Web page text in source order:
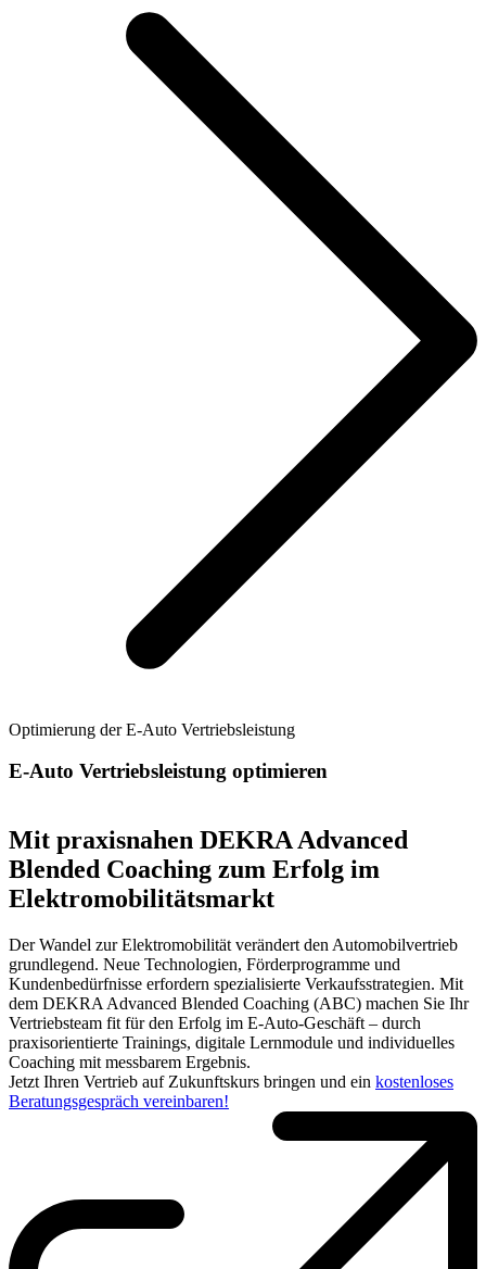
Optimierung der E-Auto Vertriebsleistung
E-Auto Vertriebsleistung optimieren
Mit praxisnahen DEKRA Advanced
Blended Coaching zum Erfolg im
Elektromobilitätsmarkt
Der Wandel zur Elektromobilität verändert den Automobilvertrieb
grundlegend. Neue Technologien, Förderprogramme und
Kundenbedürfnisse erfordern spezialisierte Verkaufsstrategien. Mit
dem DEKRA Advanced Blended Coaching (ABC) machen Sie Ihr
Vertriebsteam fit für den Erfolg im E-Auto-Geschäft – durch
praxisorientierte Trainings, digitale Lernmodule und individuelles
Coaching mit messbarem Ergebnis.
Jetzt Ihren Vertrieb auf Zukunftskurs bringen und ein kostenloses
Beratungsgespräch vereinbaren!